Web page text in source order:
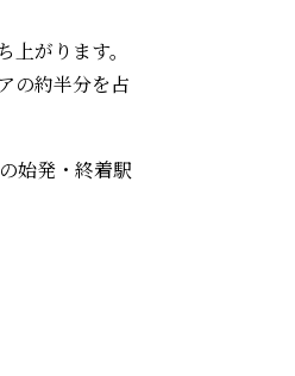
がります。
の約半分を占
始発・終着駅